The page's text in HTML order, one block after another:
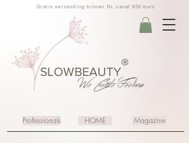
Gratis verzending binnen NL vanaf €35 euro
SLOWBEAUTY
We CreateFeeling
®
Professionals HOME Magazine